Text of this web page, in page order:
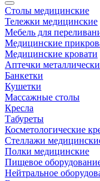
Столы медицинские
Тележки медицинские
Мебель для
Медицинские
Медицинские кровати
Аптечки
Банкетки
Кушетки
Массажные столы
Кресла
Табуреты
Косметологические
Стеллажи
Полки медицинские
Пищевое
Нейтральное